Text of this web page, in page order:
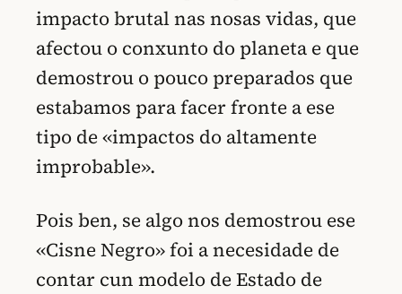
impacto brutal nas nosas vidas, que
afectou o conxunto do planeta e que
demostrou o pouco preparados que
estabamos para facer fronte a ese
tipo de «impactos do altamente
improbable».
Pois ben, se algo nos demostrou ese
«Cisne Negro» foi a necesidade de
contar cun modelo de Estado de